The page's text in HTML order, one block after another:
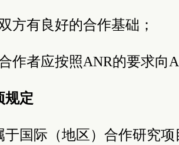
方有良好的合作基础；
作者应按照ANR的要求向
规定
于国际（地区）合作研究